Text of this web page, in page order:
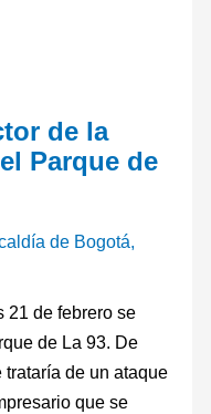
de la
Parque de
de Bogotá,
21 de febrero se
de La 93. De
de un ataque
que se